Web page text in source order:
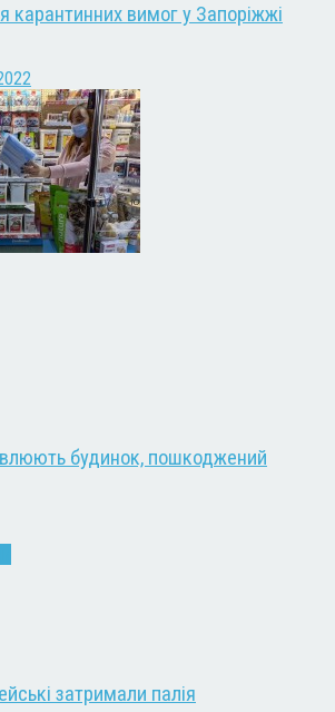
карантинних вимог у Запоріжжі
будинок, пошкоджений
затримали палія